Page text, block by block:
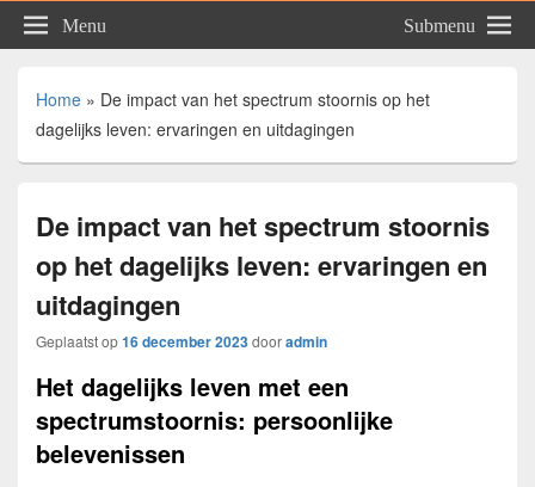
Menu Submenu
Home » De impact van het spectrum stoornis op het
dagelijks leven: ervaringen en uitdagingen
De impact van het spectrum stoornis
op het dagelijks leven: ervaringen en
uitdagingen
Geplaatst op16 december 2023dooradmin
Het dagelijks leven met een
spectrumstoornis: persoonlijke
belevenissen